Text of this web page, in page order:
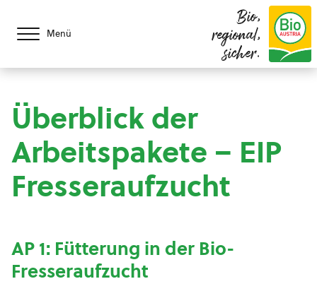
Menü
Bio,
regional,
sicher.
Überblick der
Arbeitspakete – EIP
Fresseraufzucht
AP 1: Fütterung in der Bio-
Fresseraufzucht